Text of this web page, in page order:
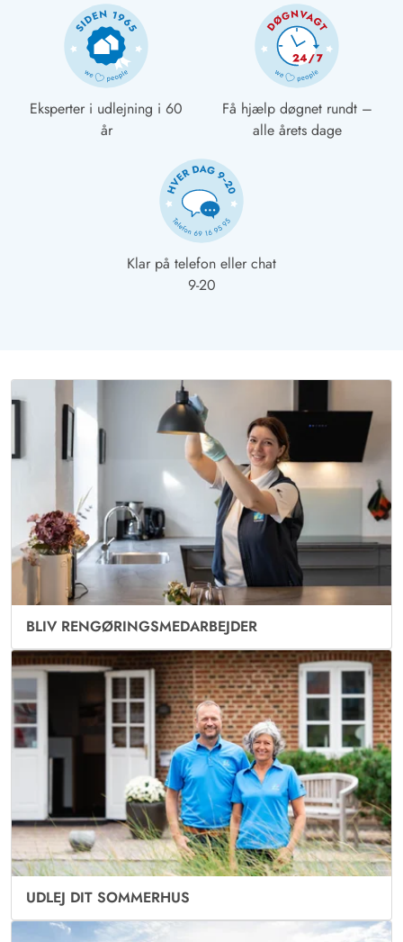
Eksperter i udlejning i 60
år
Få hjælp døgnet rundt –
alle årets dage
Klar på telefon eller chat
9-20
BLIV RENGØRINGSMEDARBEJDER
UDLEJ DIT SOMMERHUS